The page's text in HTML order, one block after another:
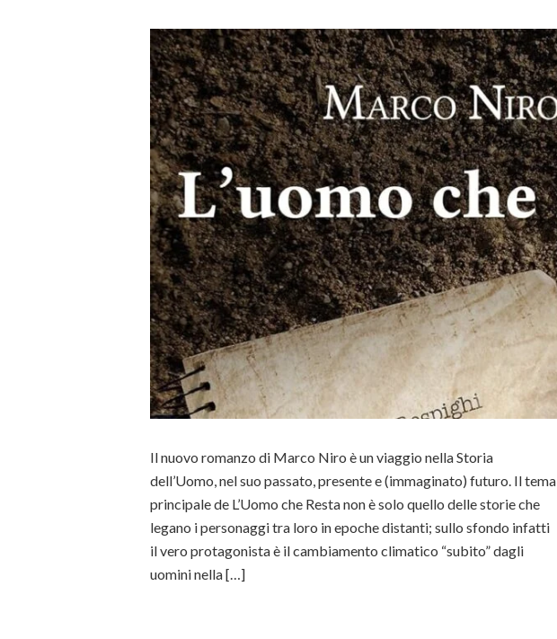
Il nuovo romanzo di Marco Niro è un viaggio nella Storia
dell’Uomo, nel suo passato, presente e (immaginato) futuro. Il tema
principale de L’Uomo che Resta non è solo quello delle storie che
legano i personaggi tra loro in epoche distanti; sullo sfondo infatti
il vero protagonista è il cambiamento climatico “subito” dagli
uomini nella […]